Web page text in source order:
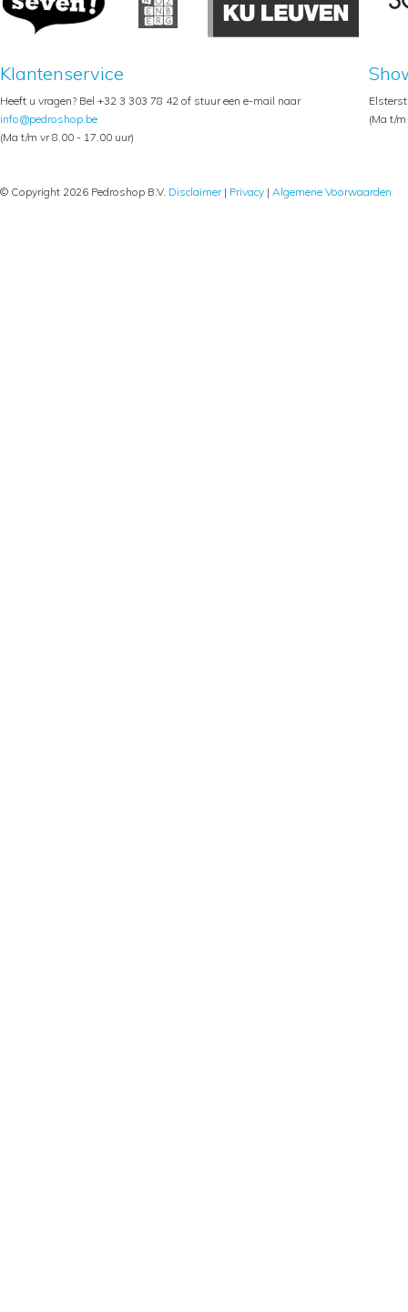
Klantenservice
Heeft u vragen? Bel +32 3 303 78 42 of stuur een e-mail naar
info@pedroshop.be
(Ma t/m vr 8.00 - 17.00 uur)
(Ma t/
© Copyright 2026 Pedroshop B.V. Disclaimer| Privacy | Algemene Voorwaarden